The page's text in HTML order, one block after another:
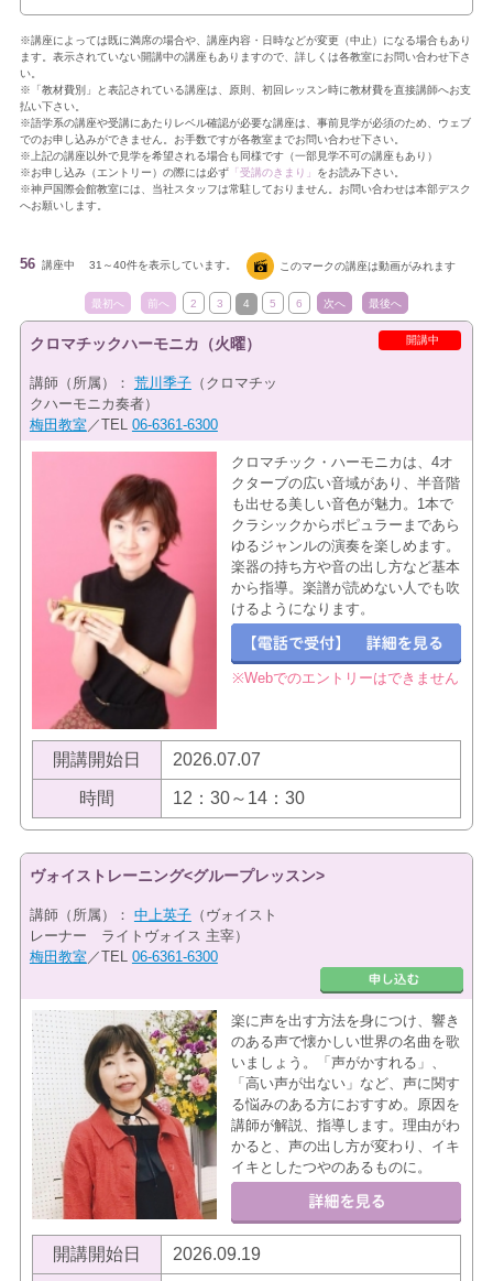
※講座によっては既に満席の場合や、講座内容・日時などが変更（中止）になる場合もあり
ます。表示されていない開講中の講座もありますので、詳しくは各教室にお問い合わせ下さ
い。
※「教材費別」と表記されている講座は、原則、初回レッスン時に教材費を直接講師へお支
払い下さい。
※語学系の講座や受講にあたりレベル確認が必要な講座は、事前見学が必須のため、ウェブ
でのお申し込みができません。お手数ですが各教室までお問い合わせ下さい。
※上記の講座以外で見学を希望される場合も同様です（一部見学不可の講座もあり）
※お申し込み（エントリー）の際には必ず「受講のきまり」 をお読み下さい。
※神戸国際会館教室には、当社スタッフは常駐しておりません。お問い合わせは本部デスク
へお願いします。
56 講座中 31～40件を表示しています。 このマークの講座は動画がみれます
最初へ 前へ 2 3 4 5 6 次へ 最後へ
開講中
クロマチックハーモニカ（火曜）
講師（所属）： 荒川季子（クロマチッ
クハーモニカ奏者）
梅田教室 ／TEL 06-6361-6300
クロマチック・ハーモニカは、4オ
クターブの広い音域があり、半音階
も出せる美しい音色が魅力。1本で
クラシックからポピュラーまであら
ゆるジャンルの演奏を楽しめます。
楽器の持ち方や音の出し方など基本
から指導。楽譜が読めない人でも吹
けるようになります。
※Webでのエントリーはできません
開講開始日 2026.07.07
時間 12：30～14：30
ヴォイストレーニング<グループレッスン>
講師（所属）： 中上英子（ヴォイスト
レーナー ライトヴォイス 主宰）
梅田教室 ／TEL 06-6361-6300
楽に声を出す方法を身につけ、響き
のある声で懐かしい世界の名曲を歌
いましょう。「声がかすれる」、
「高い声が出ない」など、声に関す
る悩みのある方におすすめ。原因を
講師が解説、指導します。理由がわ
かると、声の出し方が変わり、イキ
イキとしたつやのあるものに。
開講開始日 2026.09.19